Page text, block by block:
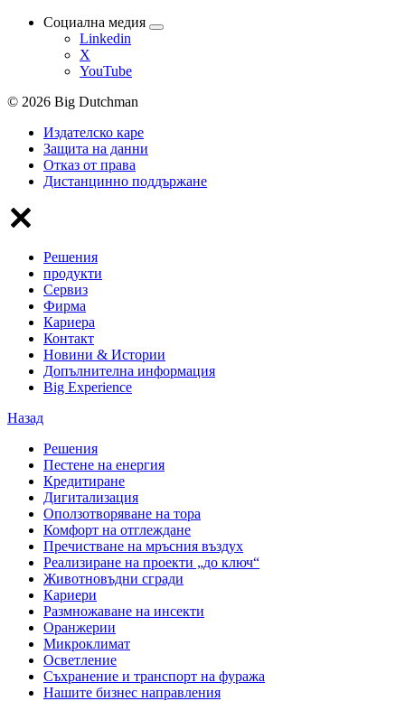
Социална медия
Linkedin
X
YouTube
© 2026 Big Dutchman
Издателско каре
Защита на данни
Отказ от права
Дистанцинно поддържане
Решения
продукти
Сервиз
Фирма
Кариера
Контакт
Новини & Истории
Допълнителна информация
Big Experience
Назад
Решения
Пестене на енергия
Кредитиране
Дигитализация
Оползотворяване на тора
Комфорт на отглеждане
Пречистване на мръсния въздух
Реализиране на проекти „до ключ“
Животновъдни сгради
Кариери
Размножаване на инсекти
Оранжерии
Микроклимат
Осветление
Съхранение и транспорт на фуража
Нашите бизнес направления